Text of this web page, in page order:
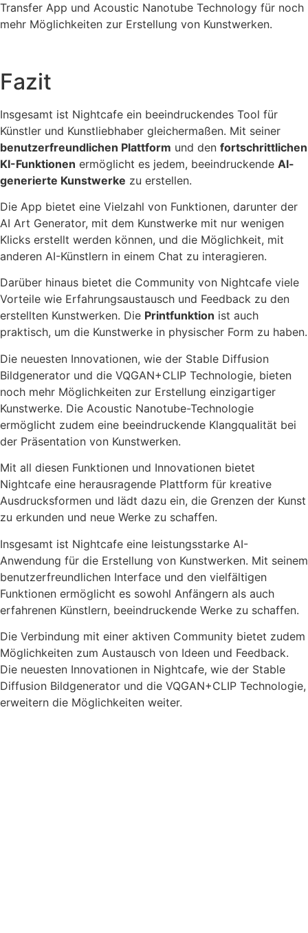
Transfer App und Acoustic Nanotube Technology für noch
mehr Möglichkeiten zur Erstellung von Kunstwerken.
Fazit
Insgesamt ist Nightcafe ein beeindruckendes Tool für
Künstler und Kunstliebhaber gleichermaßen. Mit seiner
benutzerfreundlichen Plattform und den fortschrittlichen
KI-Funktionen ermöglicht es jedem, beeindruckende AI-
generierte Kunstwerke zu erstellen.
Die App bietet eine Vielzahl von Funktionen, darunter der
AI Art Generator, mit dem Kunstwerke mit nur wenigen
Klicks erstellt werden können, und die Möglichkeit, mit
anderen AI-Künstlern in einem Chat zu interagieren.
Darüber hinaus bietet die Community von Nightcafe viele
Vorteile wie Erfahrungsaustausch und Feedback zu den
erstellten Kunstwerken. Die Printfunktion ist auch
praktisch, um die Kunstwerke in physischer Form zu haben.
Die neuesten Innovationen, wie der Stable Diffusion
Bildgenerator und die VQGAN+CLIP Technologie, bieten
noch mehr Möglichkeiten zur Erstellung einzigartiger
Kunstwerke. Die Acoustic Nanotube-Technologie
ermöglicht zudem eine beeindruckende Klangqualität bei
der Präsentation von Kunstwerken.
Mit all diesen Funktionen und Innovationen bietet
Nightcafe eine herausragende Plattform für kreative
Ausdrucksformen und lädt dazu ein, die Grenzen der Kunst
zu erkunden und neue Werke zu schaffen.
Insgesamt ist Nightcafe eine leistungsstarke AI-
Anwendung für die Erstellung von Kunstwerken. Mit seinem
benutzerfreundlichen Interface und den vielfältigen
Funktionen ermöglicht es sowohl Anfängern als auch
erfahrenen Künstlern, beeindruckende Werke zu schaffen.
Die Verbindung mit einer aktiven Community bietet zudem
Möglichkeiten zum Austausch von Ideen und Feedback.
Die neuesten Innovationen in Nightcafe, wie der Stable
Diffusion Bildgenerator und die VQGAN+CLIP Technologie,
erweitern die Möglichkeiten weiter.